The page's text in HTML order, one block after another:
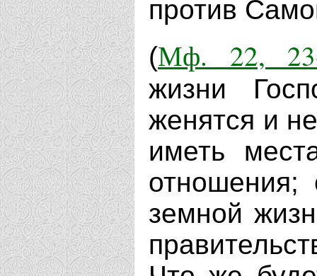
против
(Мф. 22,
жизни
женятся и
иметь
отношения;
земной